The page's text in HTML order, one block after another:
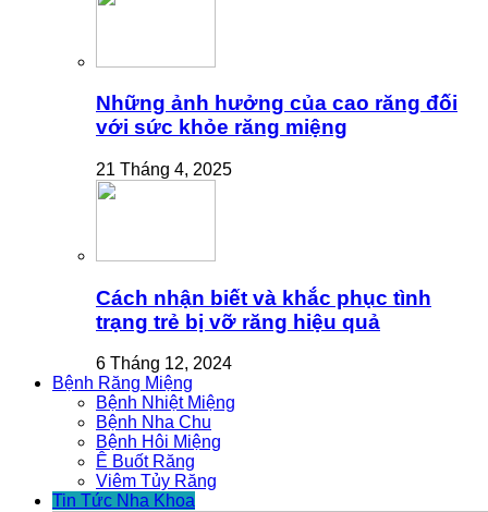
Những ảnh hưởng của cao răng đối
với sức khỏe răng miệng
21 Tháng 4, 2025
Cách nhận biết và khắc phục tình
trạng trẻ bị vỡ răng hiệu quả
6 Tháng 12, 2024
Bệnh Răng Miệng
Bệnh Nhiệt Miệng
Bệnh Nha Chu
Bệnh Hôi Miệng
Ê Buốt Răng
Viêm Tủy Răng
Tin Tức Nha Khoa